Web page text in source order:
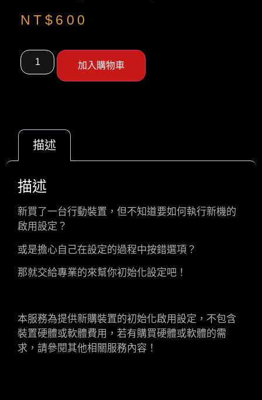
NT$ 600
加入購物車
描述
描述
新買了一台行動裝置，但不知道要如何執行新機的
啟用設定？
或是擔心自己在設定的過程中按錯選項？
那就交給專業的來幫你初始化設定吧！
本服務為提供新購裝置的初始化啟用設定，不包含
裝置硬體或軟體費用，若有購買硬體或軟體的需
求，請參閱其他相關服務內容！